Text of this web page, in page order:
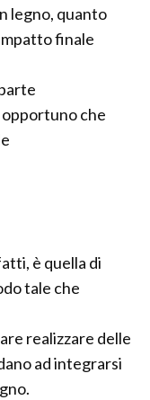
legno, quanto
finale
opportuno che
è quella di
tale che
realizzare delle
ad integrarsi